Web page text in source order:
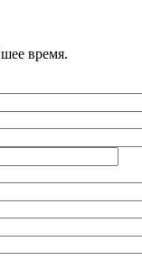
время.